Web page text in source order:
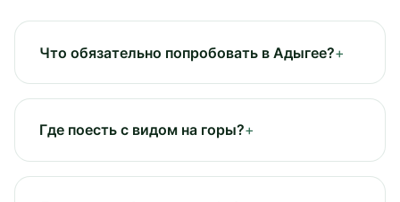
Что обязательно попробовать в Адыгее?
Где поесть с видом на горы?